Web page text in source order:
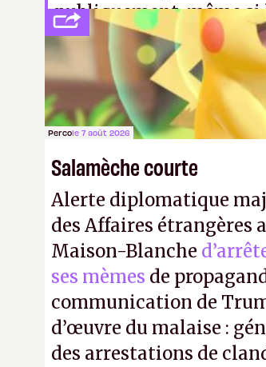
publiquement, même
collectif laisse augurer
l'enjeu.
Percole 7 août 2026
Salamèche courte
Alerte diplomatique
des Affaires étrangères
Maison-Blanche
ses mèmes de
communication de
d’œuvre du malaise :
des arrestations de